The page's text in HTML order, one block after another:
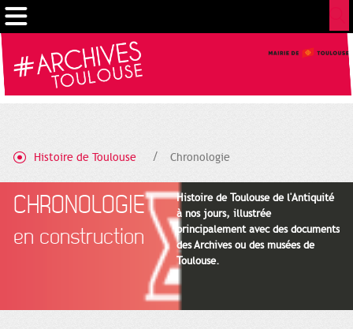
Histoire de Toulouse Chronologie
CHRONOLOGIE
en construction
Histoire de Toulouse de l'Antiquité
à nos jours, illustrée
principalement avec des documents
des Archives ou des musées de
Toulouse.
Cookies management panel